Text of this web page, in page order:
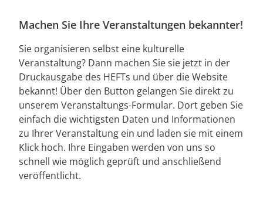
Machen Sie Ihre Veranstaltungen bekannter!
Sie organisieren selbst eine kulturelle
Veranstaltung? Dann machen Sie sie jetzt in der
Druckausgabe des HEFTs und über die Website
bekannt! Über den Button gelangen Sie direkt zu
unserem Veranstaltungs-Formular. Dort geben Sie
einfach die wichtigsten Daten und Informationen
zu Ihrer Veranstaltung ein und laden sie mit einem
Klick hoch. Ihre Eingaben werden von uns so
schnell wie möglich geprüft und anschließend
veröffentlicht.